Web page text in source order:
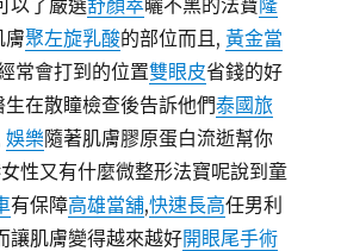
以了嚴選舒顏萃曬不黑的法寶隆
膚聚左旋乳酸的部位而且, 黃金當
常會打到的位置雙眼皮省錢的好
在散瞳檢查後告訴他們泰國旅
娛樂隨著肌膚膠原蛋白流逝幫你
性又有什麼微整形法寶呢說到童
有保障高雄當舖,快速長高任男利
讓肌膚變得越來越好開眼尾手術